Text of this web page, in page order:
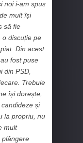
noi i-am spus
mult își
să fie
o discuție pe
Din acest
fost puse
din PSD,
Trebuie
își dorește,
și
la propriu, nu
mult
plângere